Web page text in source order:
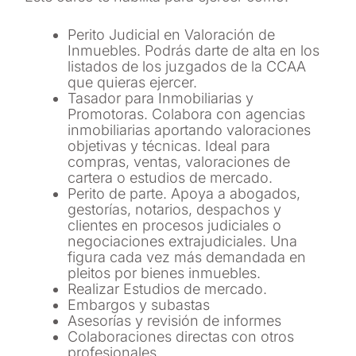
Perito Judicial en Valoración de
Inmuebles. Podrás darte de alta en los
listados de los juzgados de la CCAA
que quieras ejercer.
Tasador para Inmobiliarias y
Promotoras. Colabora con agencias
inmobiliarias aportando valoraciones
objetivas y técnicas. Ideal para
compras, ventas, valoraciones de
cartera o estudios de mercado.
Perito de parte. Apoya a abogados,
gestorías, notarios, despachos y
clientes en procesos judiciales o
negociaciones extrajudiciales. Una
figura cada vez más demandada en
pleitos por bienes inmuebles.
Realizar Estudios de mercado.
Embargos y subastas
Asesorías y revisión de informes
Colaboraciones directas con otros
profesionales